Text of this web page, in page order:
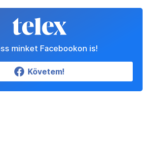
minket Facebookon is!
Követem!